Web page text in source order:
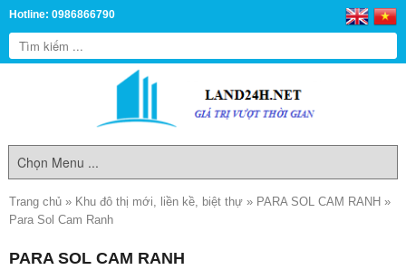
Hotline: 0986866790
Trang chủ » Khu đô thị mới, liền kề, biệt thự » PARA SOL CAM RANH »
Para Sol Cam Ranh
PARA SOL CAM RANH